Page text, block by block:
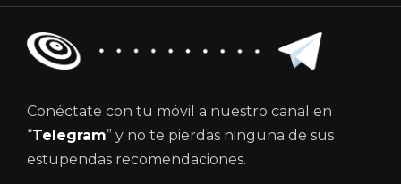
Conéctate con tu móvil a nuestro canal en
“Telegram” y no te pierdas ninguna de sus
estupendas recomendaciones.